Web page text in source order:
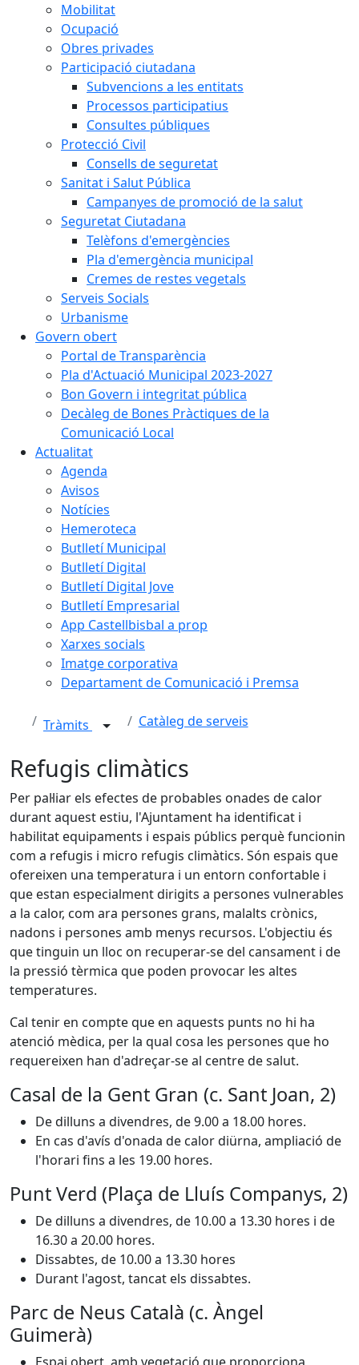
Mobilitat
Ocupació
Obres privades
Participació ciutadana
Subvencions a les entitats
Processos participatius
Consultes públiques
Protecció Civil
Consells de seguretat
Sanitat i Salut Pública
Campanyes de promoció de la salut
Seguretat Ciutadana
Telèfons d'emergències
Pla d'emergència municipal
Cremes de restes vegetals
Serveis Socials
Urbanisme
Govern obert
Portal de Transparència
Pla d'Actuació Municipal 2023-2027
Bon Govern i integritat pública
Decàleg de Bones Pràctiques de la
Comunicació Local
Actualitat
Agenda
Avisos
Notícies
Hemeroteca
Butlletí Municipal
Butlletí Digital
Butlletí Digital Jove
Butlletí Empresarial
App Castellbisbal a prop
Xarxes socials
Imatge corporativa
Departament de Comunicació i Premsa
Tràmits Catàleg de serveis
Refugis climàtics
Per pal·liar els efectes de probables onades de calor
durant aquest estiu, l'Ajuntament ha identificat i
habilitat equipaments i espais públics perquè funcionin
com a refugis i micro refugis climàtics. Són espais que
ofereixen una temperatura i un entorn confortable i
que estan especialment dirigits a persones vulnerables
a la calor, com ara persones grans, malalts crònics,
nadons i persones amb menys recursos. L'objectiu és
que tinguin un lloc on recuperar-se del cansament i de
la pressió tèrmica que poden provocar les altes
temperatures.
Cal tenir en compte que en aquests punts no hi ha
atenció mèdica, per la qual cosa les persones que ho
requereixen han d'adreçar-se al centre de salut.
Casal de la Gent Gran (c. Sant Joan, 2)
De dilluns a divendres, de 9.00 a 18.00 hores.
En cas d'avís d'onada de calor diürna, ampliació de
l'horari fins a les 19.00 hores.
Punt Verd (Plaça de Lluís Companys, 2)
De dilluns a divendres, de 10.00 a 13.30 hores i de
16.30 a 20.00 hores.
Dissabtes, de 10.00 a 13.30 hores
Durant l'agost, tancat els dissabtes.
Parc de Neus Català (c. Àngel
Guimerà)